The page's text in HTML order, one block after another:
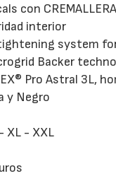
con
interior
system
Backer
Pro Astral 3L,
y Negro
XL - XXL